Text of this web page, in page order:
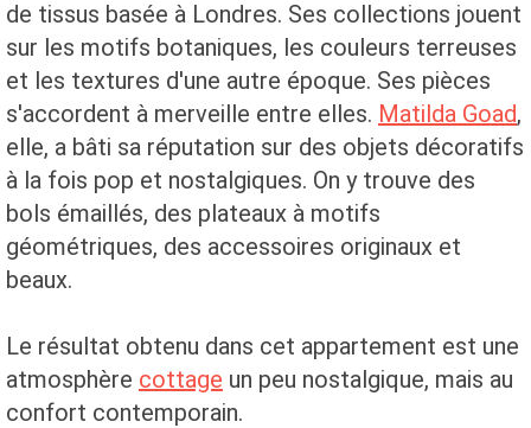
de tissus basée à Londres. Ses collections jouent
sur les motifs botaniques, les couleurs terreuses
et les textures d'une autre époque. Ses pièces
s'accordent à merveille entre elles. Matilda Goad,
elle, a bâti sa réputation sur des objets décoratifs
à la fois pop et nostalgiques. On y trouve des
bols émaillés, des plateaux à motifs
géométriques, des accessoires originaux et
beaux.
Le résultat obtenu dans cet appartement est une
atmosphère cottage un peu nostalgique, mais au
confort contemporain.